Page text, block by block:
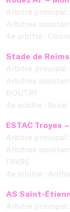
Arbitre principal
Arbitres
4e arbitre :
Stade de
Arbitre principal
Arbitres
BOUTRY
4e arbitre : Brice
ESTAC Troyes
Arbitre principal :
Arbitres
FAVRE
4e arbitre :
AS Saint-
Arbitre principal